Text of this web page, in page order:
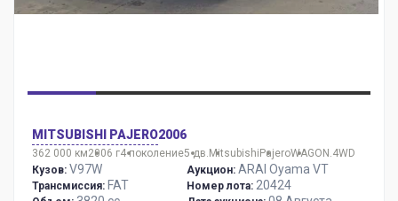
MITSUBISHI PAJERO2006
362 000 км2006 г4 поколение5 дв. Mitsubishi PajeroWAGON.4WD
Кузов: V97W
Трансмиссия: FAT
Аукцион: ARAI Oyama VT
Номер лота: 20424